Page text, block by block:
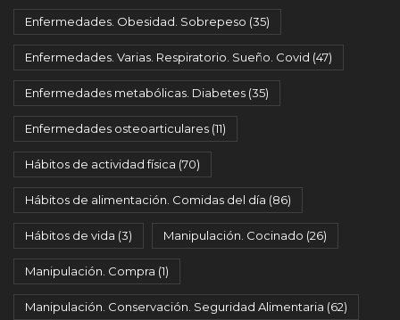
Enfermedades. Obesidad. Sobrepeso (35)
Enfermedades. Varias. Respiratorio. Sueño. Covid (47)
Enfermedades metabólicas. Diabetes (35)
Enfermedades osteoarticulares (11)
Hábitos de actividad física (70)
Hábitos de alimentación. Comidas del día (86)
Hábitos de vida (3) Manipulación. Cocinado (26)
Manipulación. Compra (1)
Manipulación. Conservación. Seguridad Alimentaria (62)